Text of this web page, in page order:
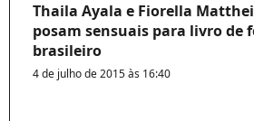
Thaila Ayala e Fiorella
posam sensuais para livro de
brasileiro
4 de julho de 2015 às 16:40